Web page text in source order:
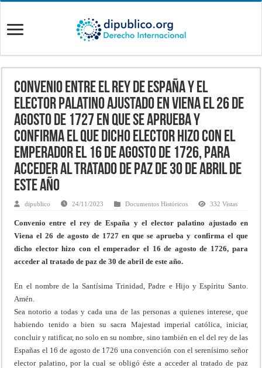
Convenio entre el rey de España y el
elector palatino ajustado en Viena el 26 de
agosto de 1727 en que se aprueba y
confirma el que dicho elector hizo con el
emperador el 16 de agosto de 1726, para
acceder al tratado de paz de 30 de abril de
este año
dipublico 24/11/2023 Documentos Históricos 332 Vistas
Convenio entre el rey de España y el elector palatino ajustado en
Viena el 26 de agosto de 1727 en que se aprueba y confirma el que
dicho elector hizo con el emperador el 16 de agosto de 1726, para
acceder al tratado de paz de 30 de abril de este año.
En el nombre de la Santísima Trinidad, Padre e Hijo y Espíritu Santo.
Amén.
Sea notorio a todas y cada una de las personas a quienes interese, que
habiendo tenido a bien su sacra Majestad imperial católica, iniciar,
concluir y ratificar, no solo en su nombre, sino también en el del rey de las
Españas el 16 de agosto de 1726 una convención con el serenísimo señor
elector palatino, por la cual se obligó éste a acceder al tratado de paz